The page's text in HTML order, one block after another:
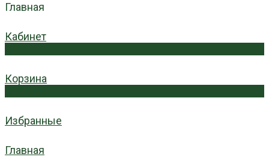
Главная
Кабинет
Корзина
Избранные
Главная